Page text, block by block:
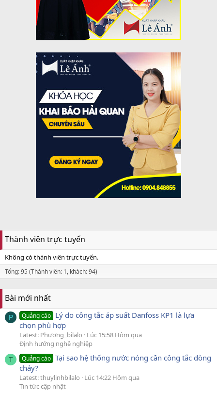
Thành viên trực tuyến
Không có thành viên trực tuyến.
Tổng: 95 (Thành viên: 1, khách: 94)
Bài mới nhất
P Quảng cáo Lý do công tắc áp suất Danfoss KP1 là lựa
chọn phù hợp
Latest: Phương_bilalo
Lúc 15:58 Hôm qua
Định hướng nghề nghiệp
T Quảng cáo Tại sao hệ thống nước nóng cần công tắc dòng
chảy?
Latest: thuylinhbilalo
Lúc 14:22 Hôm qua
Tin tức cập nhật